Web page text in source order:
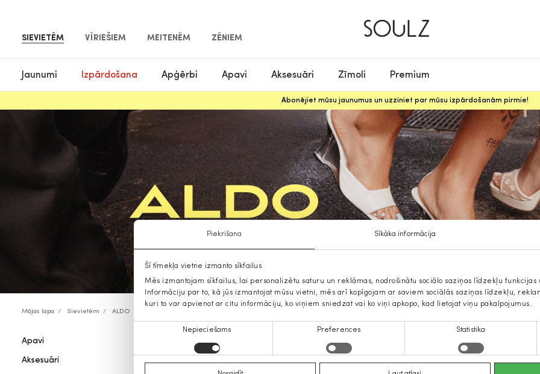
Piekrišana Sīkāka informācija
Šī tīmekļa vietne izmanto sīkfailus
Mēs izmantojam sīkfailus, lai personalizētu saturu un reklāmas, nodrošinātu sociālo saziņas līdzekļu funkcijas
Informāciju par to, kā jūs izmantojat mūsu vietni, mēs arī kopīgojam ar saviem sociālās saziņas līdzekļu,
kuri to var apvienot ar citu informāciju, ko viņiem sniedzat vai ko viņi apkopo, kad lietojat viņu pakalpojumus.
Nepieciešams Preferences Statistika
SIEVIETĒM VĪRIEŠIEM MEITENĒM ZĒNIEM
Jaunumi Izpārdošana Apģērbi Apavi Aksesuāri Zīmoli Premium
Abonējiet mūsu jaunumus un uzziniet par mūsu izpārdošanām pirmie!
Mājas lapa Sievietēm ALDO
Apavi
Aksesuāri
ALDO emilija Žukauskaitė iesaka